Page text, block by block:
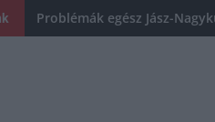
Problémák egész Jász-